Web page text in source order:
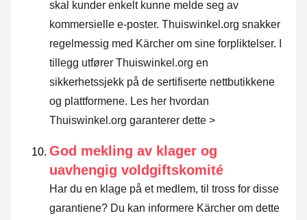
skal kunder enkelt kunne melde seg av
kommersielle e-poster. Thuiswinkel.org snakker
regelmessig med Kärcher om sine forpliktelser. I
tillegg utfører Thuiswinkel.org en
sikkerhetssjekk på de sertifiserte nettbutikkene
og plattformene. Les her hvordan
Thuiswinkel.org garanterer dette >
God mekling av klager og
uavhengig voldgiftskomité
Har du en klage på et medlem, til tross for disse
garantiene? Du kan informere Kärcher om dette